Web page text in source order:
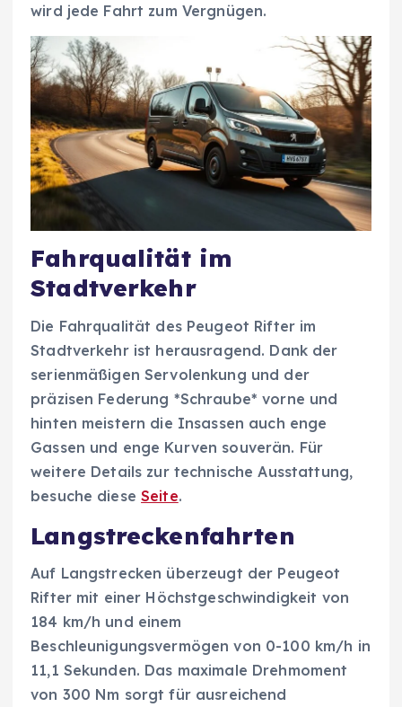
wird jede Fahrt zum Vergnügen.
Fahrqualität im
Stadtverkehr
Die Fahrqualität des Peugeot Rifter im
Stadtverkehr ist herausragend. Dank der
serienmäßigen Servolenkung und der
präzisen Federung *Schraube* vorne und
hinten meistern die Insassen auch enge
Gassen und enge Kurven souverän. Für
weitere Details zur technische Ausstattung,
besuche dieseSeite.
Langstreckenfahrten
Auf Langstrecken überzeugt der Peugeot
Rifter mit einer Höchstgeschwindigkeit von
184 km/h und einem
Beschleunigungsvermögen von 0-100 km/h in
11,1 Sekunden. Das maximale Drehmoment
von 300 Nm sorgt für ausreichend